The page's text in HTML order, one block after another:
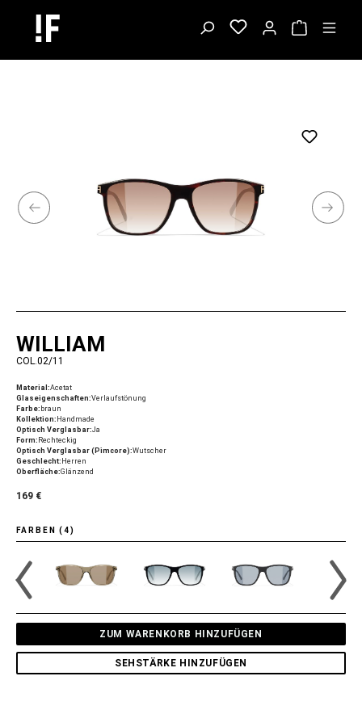
WILLIAM
COL.02/11
Material:Acetat
Glaseigenschaften:Verlaufstönung
Farbe: braun
Kollektion: Handmade
Optisch Verglasbar:Ja
Form: Rechteckig
Optisch Verglasbar (Pimcore):Wutscher
Geschlecht: Herren
Oberfläche:Glänzend
169 €
FARBEN (4)
ZUM WARENKORB HINZUFÜGEN
SEHSTÄRKE HINZUFÜGEN